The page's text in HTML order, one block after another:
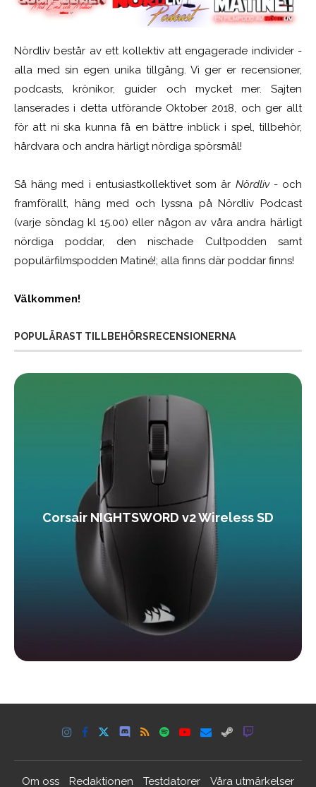
Nördliv består av ett kollektiv att engagerade individer -
alla med sin egen unika tillgång. Vi ger er recensioner,
podcasts, krönikor, guider och mycket mer. Sajten
lanserades i detta utförande Oktober 2018, och ger allt
för att ni ska kunna få en bättre inblick i spel, tillbehör,
hårdvara och andra härligt nördiga spörsmål!
Så häng med i entusiastkollektivet som är Nördliv- och
framförallt, häng med och lyssna på Nördliv Podcast
(varje söndag kl 15.00) eller någon av våra andra härligt
nördiga poddar, den nischade Cultpodden samt
populärfilmspodden Matiné!; alla finns där poddar finns!
Välkommen!
POPULÄRAST TILLBEHÖRSRECENSIONERNA
Corsair NIGHTSWORD v2 Wireless SD
Om oss Redaktionen Testdatorer Våra utmärkelser